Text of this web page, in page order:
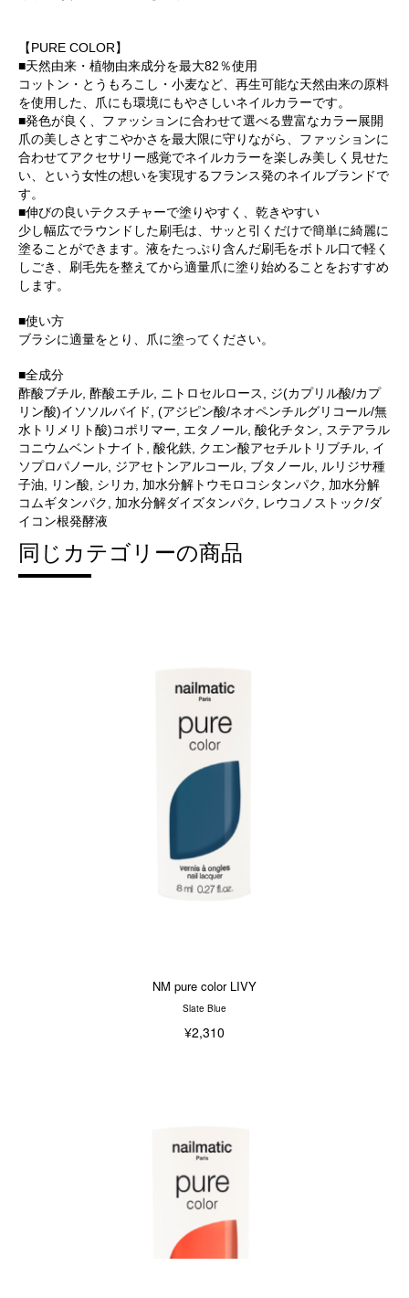
【PURE COLOR】
■天然由来・植物由来成分を最大82％使用
コットン・とうもろこし・小麦など、再生可能な天然由来の原料
を使用した、爪にも環境にもやさしいネイルカラーです。
■発色が良く、ファッションに合わせて選べる豊富なカラー展開
爪の美しさとすこやかさを最大限に守りながら、ファッションに
合わせてアクセサリー感覚でネイルカラーを楽しみ美しく見せた
い、という女性の想いを実現するフランス発のネイルブランドで
す。
■伸びの良いテクスチャーで塗りやすく、乾きやすい
少し幅広でラウンドした刷毛は、サッと引くだけで簡単に綺麗に
塗ることができます。液をたっぷり含んだ刷毛をボトル口で軽く
しごき、刷毛先を整えてから適量爪に塗り始めることをおすすめ
します。
■使い方
ブラシに適量をとり、爪に塗ってください。
■全成分
酢酸ブチル, 酢酸エチル, ニトロセルロース, ジ(カプリル酸/カプ
リン酸)イソソルバイド, (アジピン酸/ネオペンチルグリコール/無
水トリメリト酸)コポリマー, エタノール, 酸化チタン, ステアラル
コニウムベントナイト, 酸化鉄, クエン酸アセチルトリブチル, イ
ソプロパノール, ジアセトンアルコール, ブタノール, ルリジサ種
子油, リン酸, シリカ, 加水分解トウモロコシタンパク, 加水分解
コムギタンパク, 加水分解ダイズタンパク, レウコノストック/ダ
イコン根発酵液
同じカテゴリーの商品
NM pure color LIVY
Slate Blue
¥2,310